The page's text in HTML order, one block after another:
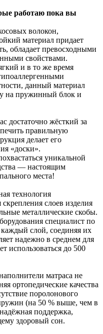
работаю пока вы
волокон,
материал придает
обладает превосходными
свойствами.
и в то же время
данный материал
на пружинный блок и
достаточно жёсткий за
правильную
делает его
«доски».
уникальной
— настоящим
места!
технология
слоев изделия
металлические скобы.
специалист по
слой, соединяя их
надежно в среднем для
использоваться до 500
матраса не
ортопедические качества
поролонового
(на 50 % выше, чем в
поддержка,
здоровый сон.